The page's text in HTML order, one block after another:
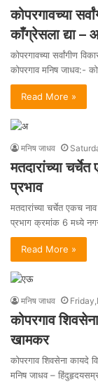
कोपरगावच्या
काँग्रेसला द्या
कोपरगावच्या सर्वांगीण
कोपरगाव मनिष जाधव:-
Read More »
मनिष जाधव
मतदारांच्या
प्रभाव
मतदारांच्या चर्चेत एकच
प्रभाग क्रमांक 6 मध्ये
Read More »
मनिष जाधव
कोपरगाव
खामकर
कोपरगाव शिवसेना कायदे
मनिष जाधव –